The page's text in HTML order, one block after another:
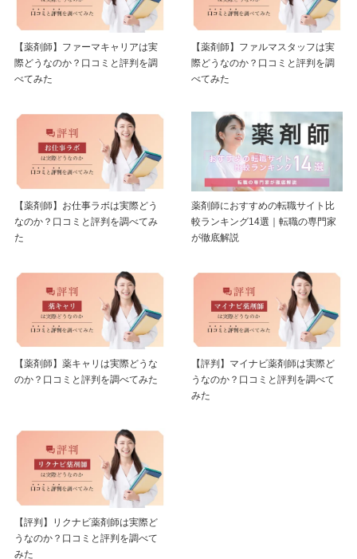
【薬剤師】ファーマキャリアは実
際どうなのか？口コミと評判を調
べてみた
【薬剤師】ファルマスタッフは実
際どうなのか？口コミと評判を調
べてみた
【薬剤師】お仕事ラボは実際どう
なのか？口コミと評判を調べてみ
た
薬剤師におすすめの転職サイト比
較ランキング14選｜転職の専門家
が徹底解説
【薬剤師】薬キャリは実際どうな
のか？口コミと評判を調べてみた
【評判】マイナビ薬剤師は実際ど
うなのか？口コミと評判を調べて
みた
【評判】リクナビ薬剤師は実際ど
うなのか？口コミと評判を調べて
みた